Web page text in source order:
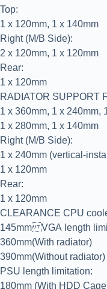
Top:
1 x 120mm, 1 x 140mm
Right (M/B Side):
2 x 120mm, 1 x 120mm
Rear:
1 x 120mm
RADIATOR SUPPORT
1 x 360mm, 1 x 240mm,
1 x 280mm, 1 x 140mm
Right (M/B Side):
1 x 240mm (vertical-
1 x 120mm
Rear:
1 x 120mm
CLEARANCE CPU
145mm VGA length
360mm(With radiator)
390mm(Without radiator)
PSU length limitation:
180mm (With HDD